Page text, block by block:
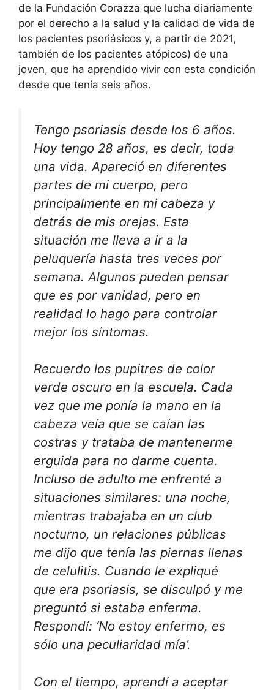
de la Fundación Corazza que lucha diariamente
por el derecho a la salud y la calidad de vida de
los pacientes psoriásicos y, a partir de 2021,
también de los pacientes atópicos) de una
joven, que ha aprendido vivir con esta condición
desde que tenía seis años.
Tengo psoriasis desde los 6 años.
Hoy tengo 28 años, es decir, toda
una vida. Apareció en diferentes
partes de mi cuerpo, pero
principalmente en mi cabeza y
detrás de mis orejas. Esta
situación me lleva a ir a la
peluquería hasta tres veces por
semana. Algunos pueden pensar
que es por vanidad, pero en
realidad lo hago para controlar
mejor los síntomas.
Recuerdo los pupitres de color
verde oscuro en la escuela. Cada
vez que me ponía la mano en la
cabeza veía que se caían las
costras y trataba de mantenerme
erguida para no darme cuenta.
Incluso de adulto me enfrenté a
situaciones similares: una noche,
mientras trabajaba en un club
nocturno, un relaciones públicas
me dijo que tenía las piernas llenas
de celulitis. Cuando le expliqué
que era psoriasis, se disculpó y me
preguntó si estaba enferma.
Respondí: ‘No estoy enfermo, es
sólo una peculiaridad mía’.
Con el tiempo, aprendí a aceptar